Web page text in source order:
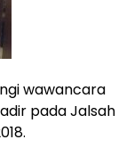
wawancara
pada Jalsah